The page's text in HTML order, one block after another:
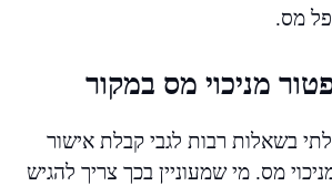
מס.
מניכוי מס במקור
בשאלות רבות לגבי קבלת אישור
מס. מי שמעוניין בכך צריך להגיש